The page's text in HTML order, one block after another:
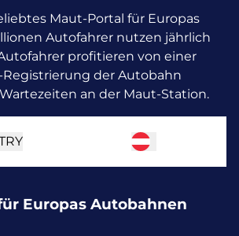
Maut-Portal für Europas
Autofahrer nutzen jährlich
profitieren von einer
der Autobahn
an der Maut-Station.
Europas Autobahnen